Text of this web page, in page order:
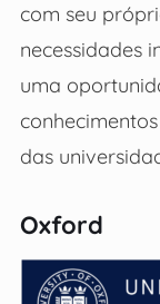
com seu
necessidades
uma
das
Oxford